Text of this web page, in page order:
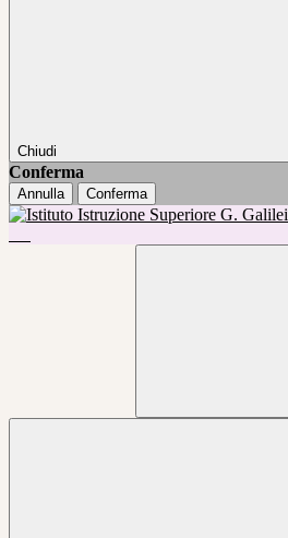
Chiudi
Conferma
Annulla Conferma